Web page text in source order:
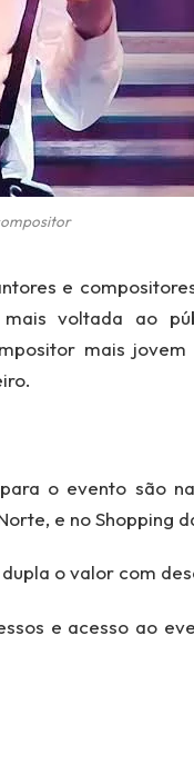
e
voltada ao
mais
o evento são
e no Shopping
o valor com
e acesso ao